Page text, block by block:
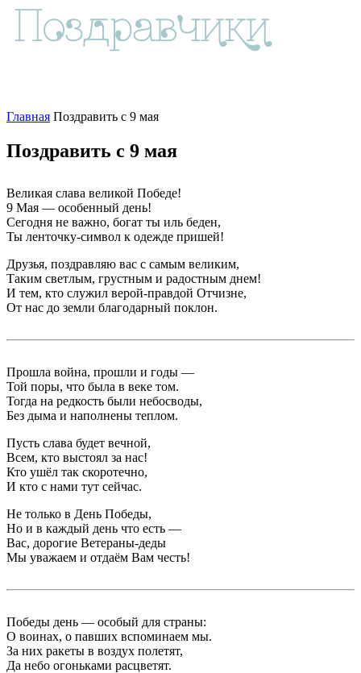
Главная Поздравить с 9 мая
Поздравить с 9 мая
Великая слава великой Победе!
9 Мая — особенный день!
Сегодня не важно, богат ты иль беден,
Ты ленточку-символ к одежде пришей!
Друзья, поздравляю вас с самым великим,
Таким светлым, грустным и радостным днем!
И тем, кто служил верой-правдой Отчизне,
От нас до земли благодарный поклон.
Прошла война, прошли и годы —
Той поры, что была в веке том.
Тогда на редкость были небосводы,
Без дыма и наполнены теплом.
Пусть слава будет вечной,
Всем, кто выстоял за нас!
Кто ушёл так скоротечно,
И кто с нами тут сейчас.
Не только в День Победы,
Но и в каждый день что есть —
Вас, дорогие Ветераны-деды
Мы уважаем и отдаём Вам честь!
Победы день — особый для страны:
О воинах, о павших вспоминаем мы.
За них ракеты в воздух полетят,
Да небо огоньками расцветят.